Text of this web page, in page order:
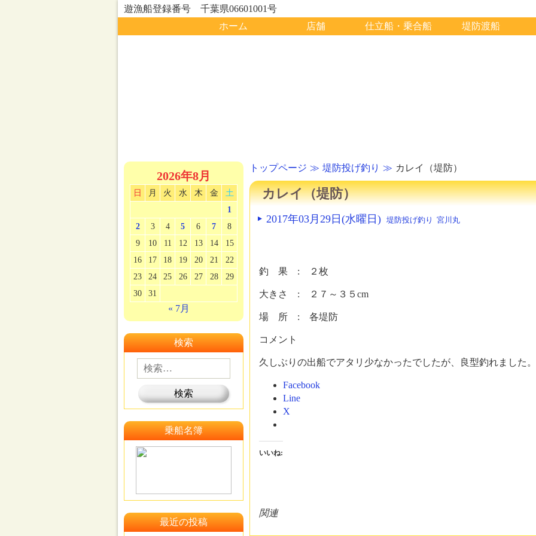
遊漁船登録番号 千葉県06601001号
ホーム
店舗 仕立船・乗合船 堤防渡船
トップページ 堤防投げ釣り カレイ（堤防）
カレイ（堤防）
2017年03月29日(水曜日) 堤防投げ釣り 宮川丸
釣 果 : ２枚
大きさ : ２７～３５cm
場 所 : 各堤防
コメント
久しぶりの出船でアタリ少なかったでしたが、良型釣れました。
Facebook
Line
X
いいね:
関連
2026年8月
日 月 火 水 木 金
土
1
2
3 4 5 6 7
8
9
10 11 12 13 14
15
16
17 18 19 20 21
22
23
24 25 26 27 28
29
30
31
« 7月
検索
乗船名簿
最近の投稿